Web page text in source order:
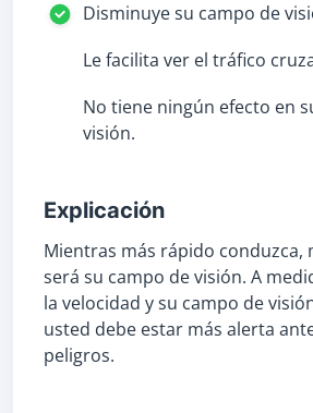
Disminuye su campo de
Le facilita ver el tráfico
No tiene ningún efecto en
visión.
Explicación
Mientras más rápido conduzca,
será su campo de visión. A
la velocidad y su campo de
usted debe estar más alerta
peligros.